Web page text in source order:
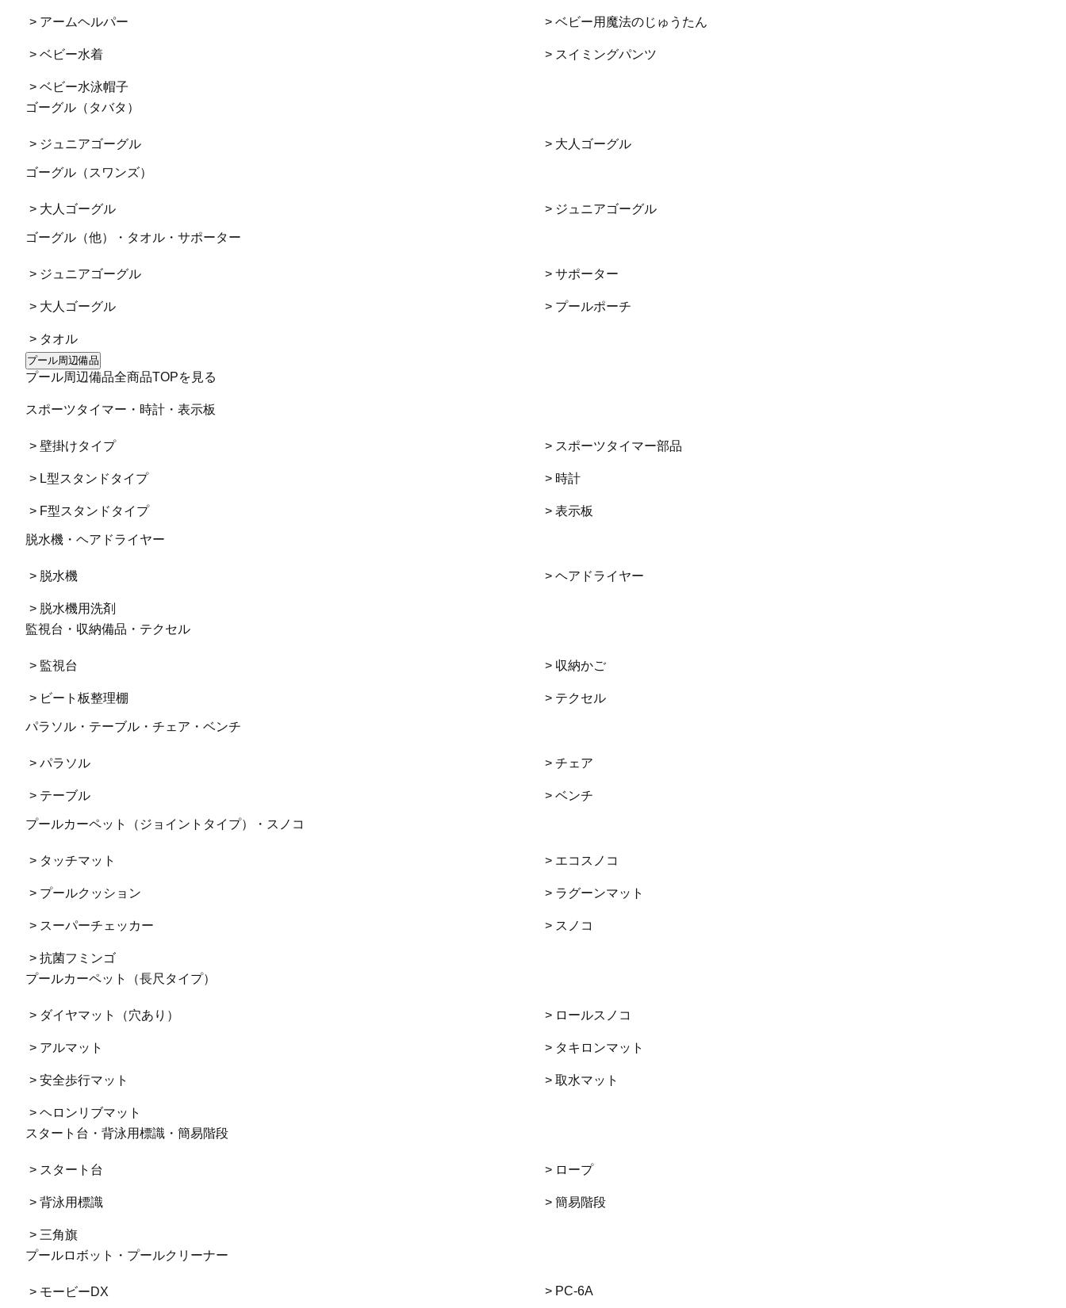
> アームヘルパー
> ベビー水着
> ベビー水泳帽子
> ベビー用魔法のじゅうたん
> スイミングパンツ
ゴーグル（タバタ）
> ジュニアゴーグル > 大人ゴーグル
ゴーグル（スワンズ）
> 大人ゴーグル > ジュニアゴーグル
ゴーグル（他）・タオル・サポーター
> ジュニアゴーグル
> 大人ゴーグル
> タオル
> サポーター
> プールポーチ
プール周辺備品
プール周辺備品全商品TOPを見る
スポーツタイマー・時計・表示板
> 壁掛けタイプ
> L型スタンドタイプ
> F型スタンドタイプ
> スポーツタイマー部品
> 時計
> 表示板
脱水機・ヘアドライヤー
> 脱水機
> 脱水機用洗剤
> ヘアドライヤー
監視台・収納備品・テクセル
> 監視台
> ビート板整理棚
> 収納かご
> テクセル
パラソル・テーブル・チェア・ベンチ
> パラソル
> テーブル
> チェア
> ベンチ
プールカーペット（ジョイントタイプ）・スノコ
> タッチマット
> プールクッション
> スーパーチェッカー
> 抗菌フミンゴ
> エコスノコ
> ラグーンマット
> スノコ
プールカーペット（長尺タイプ）
> ダイヤマット（穴あり）
> アルマット
> 安全歩行マット
> ヘロンリブマット
> ロールスノコ
> タキロンマット
> 取水マット
スタート台・背泳用標識・簡易階段
> スタート台
> 背泳用標識
> 三角旗
> ロープ
> 簡易階段
プールロボット・プールクリーナー
> モービーDX > PC-6A